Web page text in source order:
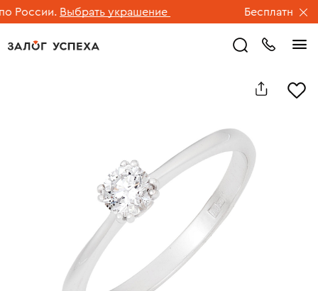
Выбрать украшение Бесплатная